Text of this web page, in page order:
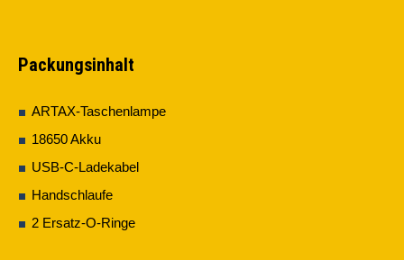
Packungsinhalt
ARTAX-Taschenlampe
18650 Akku
USB-C-Ladekabel
Handschlaufe
2 Ersatz-O-Ringe